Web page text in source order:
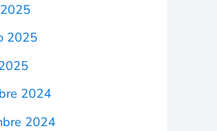
2025
2024
2024